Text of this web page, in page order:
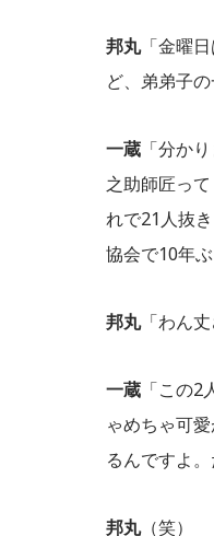
邦丸「金曜
ど、弟弟子
一蔵 「分か
之助師匠っ
れで21人抜
協会で10年
邦丸「わん
一蔵 「この
ゃめちゃ可
るんですよ
邦丸（笑）